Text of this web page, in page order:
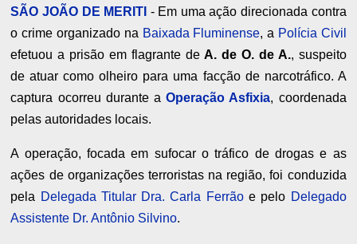
SÃO JOÃO DE MERITI - Em uma ação direcionada contra
o crime organizado na Baixada Fluminense, a Polícia Civil
efetuou a prisão em flagrante deA. de O. de A., suspeito
de atuar como olheiro para uma facção de narcotráfico. A
captura ocorreu durante aOperação Asfixia, coordenada
pelas autoridades locais.
A operação, focada em sufocar o tráfico de drogas e as
ações de organizações terroristas na região, foi conduzida
pela Delegada Titular Dra. Carla Ferrãoe pelo Delegado
Assistente Dr. Antônio Silvino.